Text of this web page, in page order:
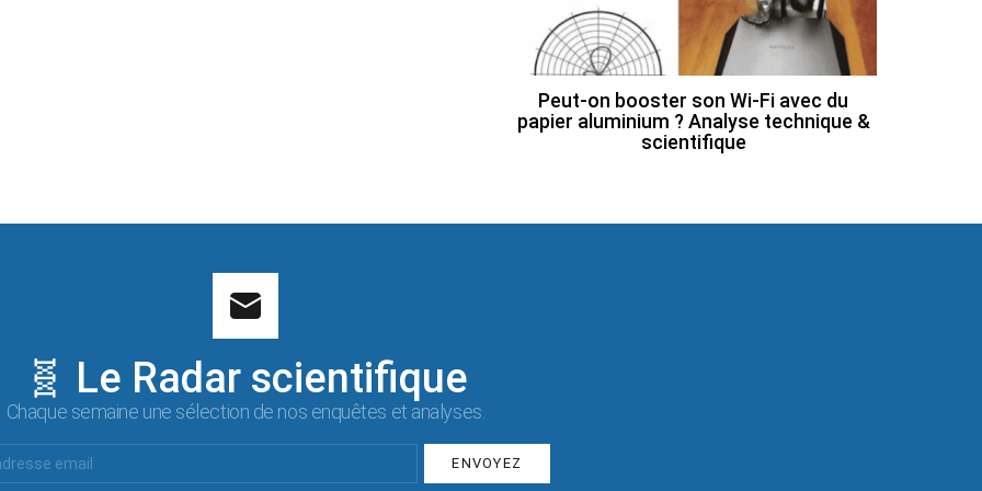
Peut-on booster son Wi-Fi avec du
papier aluminium ? Analyse technique &
scientifique
🧬 Le Radar scientifique
Chaque semaine une sélection de nos enquêtes et analyses.